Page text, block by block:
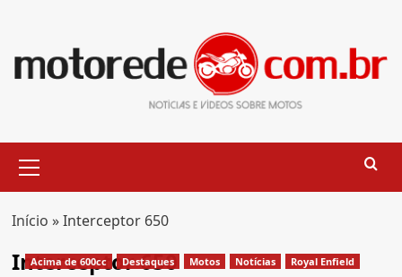
content
Menu
Início »Interceptor 650
Interceptor 650
Acima de 600cc Destaques Motos Notícias Royal Enfield